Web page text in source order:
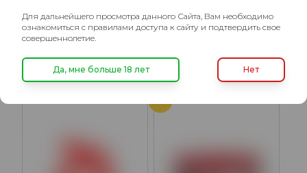
Tea), 100гр.
640₽
(Marodina), 100гр.
640₽
Для дальнейшего просмотра данного Сайта, Вам необходимо
ознакомиться с правилами доступа к сайту и подтвердить свое
совершеннолетие.
Да, мне больше 18 лет Нет